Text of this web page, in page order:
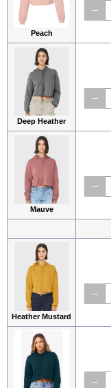
Peach
Deep Heather
Mauve
Heather Mustard